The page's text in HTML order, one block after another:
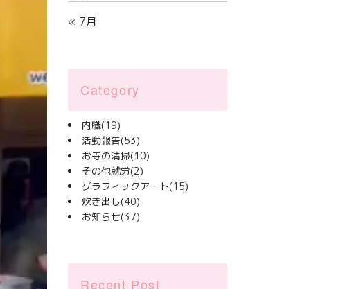
« 7月
Category
内職(19)
活動報告(53)
お寺の清掃(10)
その他就労(2)
グラフィックアート(15)
炊き出し(40)
お知らせ(37)
Recent Post